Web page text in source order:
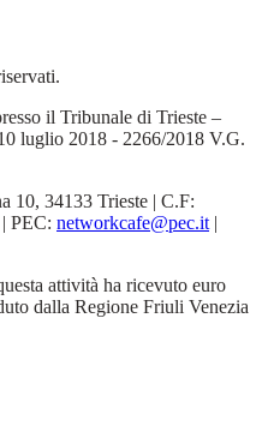
il Tribunale di Trieste –
luglio 2018 - 2266/2018 V.G.
10, 34133 Trieste | C.F:
PEC: networkcafe@pec.it |
attività ha ricevuto euro
dalla Regione Friuli Venezia